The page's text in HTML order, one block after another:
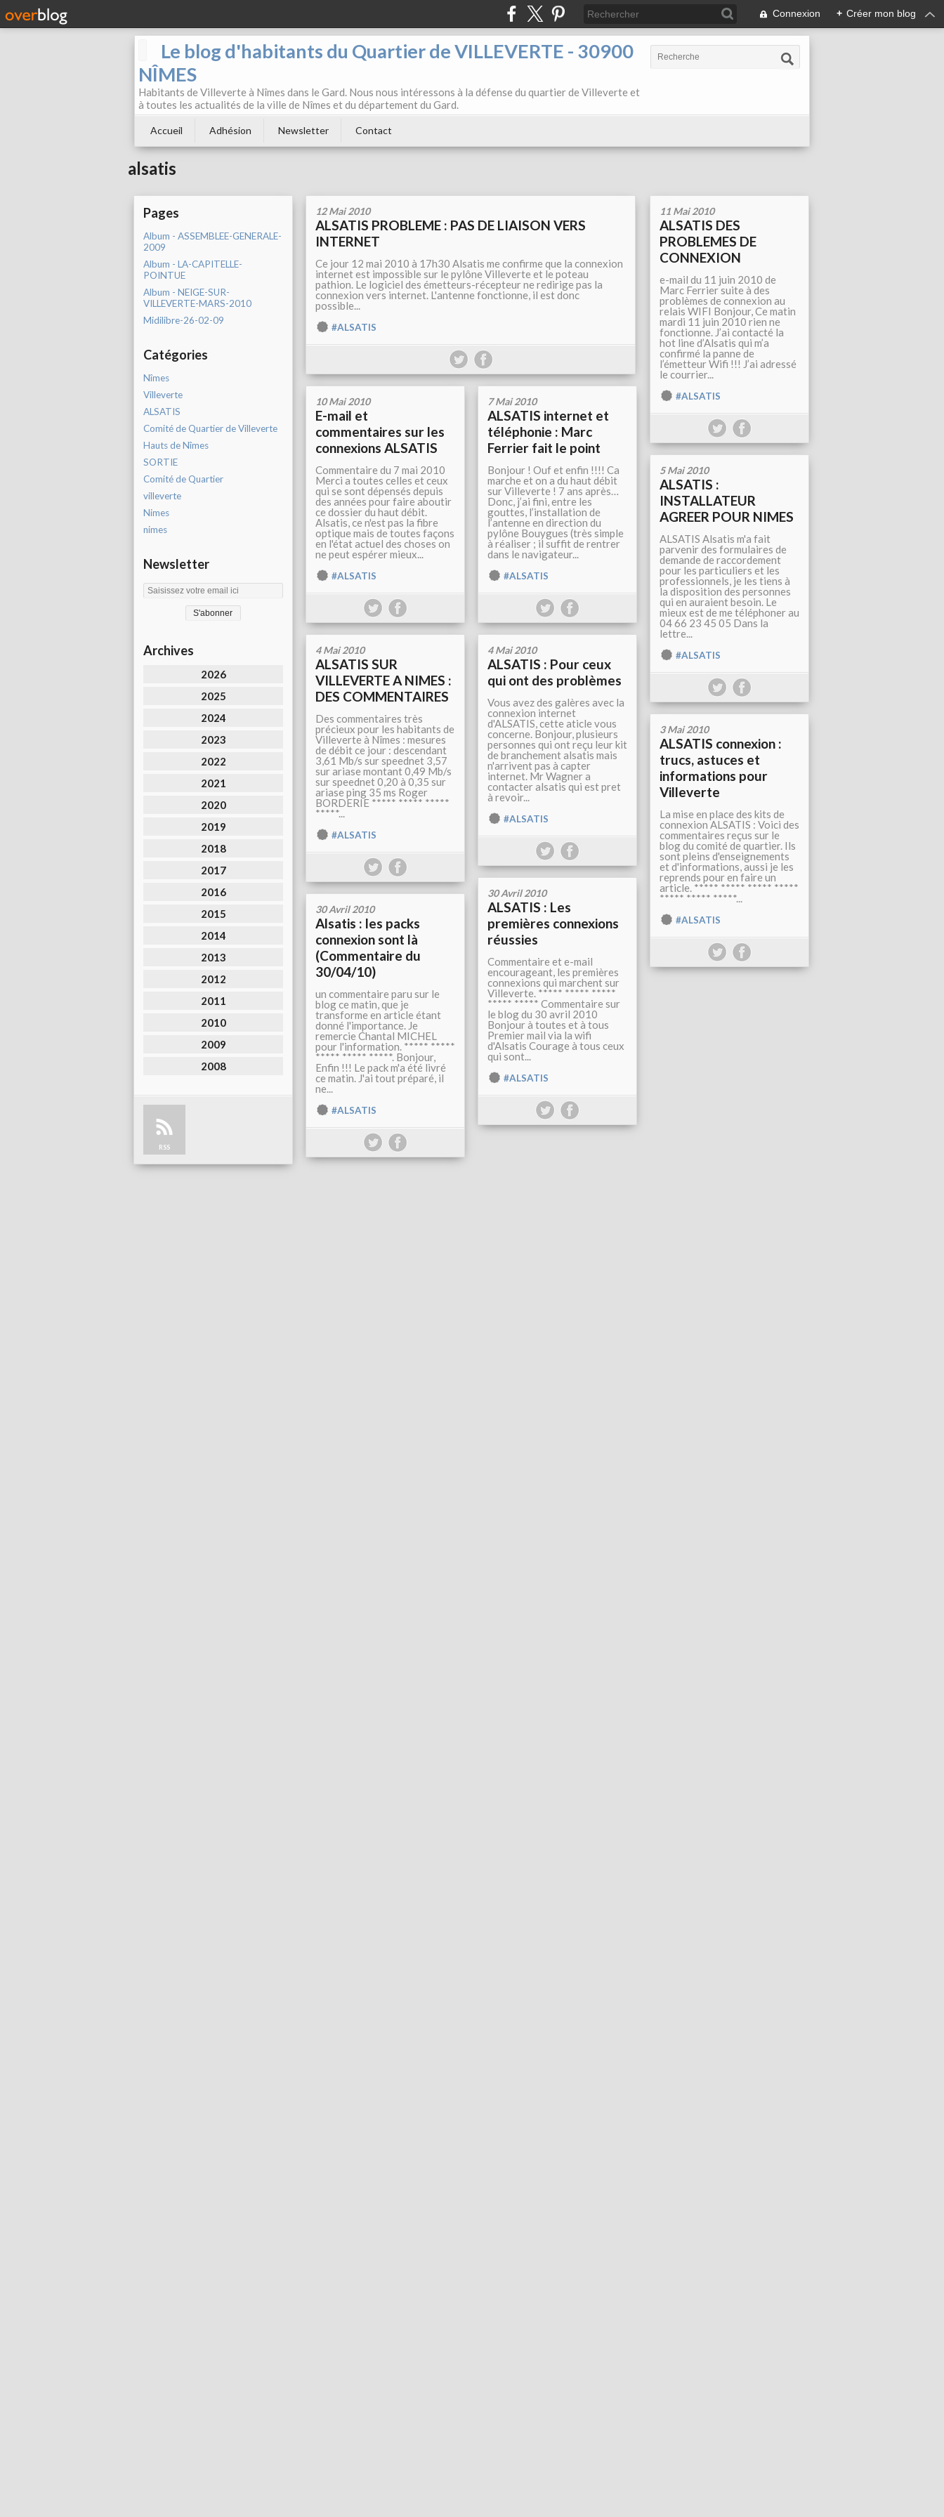
Connexion + Créer mon blog
Le blog d'habitants du Quartier de VILLEVERTE - 30900
NÎMES
Habitants de Villeverte à Nîmes dans le Gard. Nous nous intéressons à la défense du quartier de Villeverte et
à toutes les actualités de la ville de Nîmes et du département du Gard.
Accueil Adhésion Newsletter Contact
alsatis
Pages
Album - ASSEMBLEE-GENERALE-
2009
Album - LA-CAPITELLE-
POINTUE
Album - NEIGE-SUR-
VILLEVERTE-MARS-2010
Midilibre-26-02-09
Catégories
Nîmes
Villeverte
ALSATIS
Comité de Quartier de Villeverte
Hauts de Nîmes
SORTIE
Comité de Quartier
villeverte
Nimes
nimes
Newsletter
Archives
2026
2025
2024
2023
2022
2021
2020
2019
2018
2017
2016
2015
2014
2013
2012
2011
2010
2009
2008
RSS
12 Mai 2010
ALSATIS PROBLEME : PAS DE LIAISON VERS
INTERNET
Ce jour 12 mai 2010 à 17h30 Alsatis me confirme que la connexion
internet est impossible sur le pylône Villeverte et le poteau
pathion. Le logiciel des émetteurs-récepteur ne redirige pas la
connexion vers internet. L'antenne fonctionne, il est donc
possible...
#ALSATIS
11 Mai 2010
ALSATIS DES
PROBLEMES DE
CONNEXION
e-mail du 11 juin 2010 de
Marc Ferrier suite à des
problèmes de connexion au
relais WIFI Bonjour, Ce matin
mardi 11 juin 2010 rien ne
fonctionne. J’ai contacté la
hot line d’Alsatis qui m’a
confirmé la panne de
l’émetteur Wifi !!! J’ai adressé
le courrier...
#ALSATIS
10 Mai 2010
E-mail et
commentaires sur les
connexions ALSATIS
Commentaire du 7 mai 2010
Merci a toutes celles et ceux
qui se sont dépensés depuis
des années pour faire aboutir
ce dossier du haut débit.
Alsatis, ce n'est pas la fibre
optique mais de toutes façons
en l'état actuel des choses on
ne peut espérer mieux...
#ALSATIS
7 Mai 2010
ALSATIS internet et
téléphonie : Marc
Ferrier fait le point
Bonjour ! Ouf et enfin !!!! Ca
marche et on a du haut débit
sur Villeverte ! 7 ans après…
Donc, j’ai fini, entre les
gouttes, l’installation de
l’antenne en direction du
pylône Bouygues (très simple
à réaliser ; il suffit de rentrer
dans le navigateur...
#ALSATIS
5 Mai 2010
ALSATIS :
INSTALLATEUR
AGREER POUR NIMES
ALSATIS Alsatis m'a fait
parvenir des formulaires de
demande de raccordement
pour les particuliers et les
professionnels, je les tiens à
la disposition des personnes
qui en auraient besoin. Le
mieux est de me téléphoner au
04 66 23 45 05 Dans la
lettre...
#ALSATIS
4 Mai 2010
ALSATIS SUR
VILLEVERTE A NIMES :
DES COMMENTAIRES
Des commentaires très
précieux pour les habitants de
Villeverte à Nîmes : mesures
de débit ce jour : descendant
3,61 Mb/s sur speednet 3,57
sur ariase montant 0,49 Mb/s
sur speednet 0,20 à 0,35 sur
ariase ping 35 ms Roger
BORDERIE ***** ***** *****
*****...
#ALSATIS
4 Mai 2010
ALSATIS : Pour ceux
qui ont des problèmes
Vous avez des galères avec la
connexion internet
d'ALSATIS, cette aticle vous
concerne. Bonjour, plusieurs
personnes qui ont reçu leur kit
de branchement alsatis mais
n'arrivent pas à capter
internet. Mr Wagner a
contacter alsatis qui est pret
à revoir...
#ALSATIS
3 Mai 2010
ALSATIS connexion :
trucs, astuces et
informations pour
Villeverte
La mise en place des kits de
connexion ALSATIS : Voici des
commentaires reçus sur le
blog du comité de quartier. Ils
sont pleins d'enseignements
et d'informations, aussi je les
reprends pour en faire un
article. ***** ***** ***** *****
***** ***** *****...
#ALSATIS
30 Avril 2010
ALSATIS : Les
premières connexions
réussies
Commentaire et e-mail
encourageant, les premières
connexions qui marchent sur
Villeverte. ***** ***** *****
***** ***** Commentaire sur
le blog du 30 avril 2010
Bonjour à toutes et à tous
Premier mail via la wifi
d'Alsatis Courage à tous ceux
qui sont...
#ALSATIS
30 Avril 2010
Alsatis : les packs
connexion sont là
(Commentaire du
30/04/10)
un commentaire paru sur le
blog ce matin, que je
transforme en article étant
donné l'importance. Je
remercie Chantal MICHEL
pour l'information. ***** *****
***** ***** *****. Bonjour,
Enfin !!! Le pack m'a été livré
ce matin. J'ai tout préparé, il
ne...
#ALSATIS